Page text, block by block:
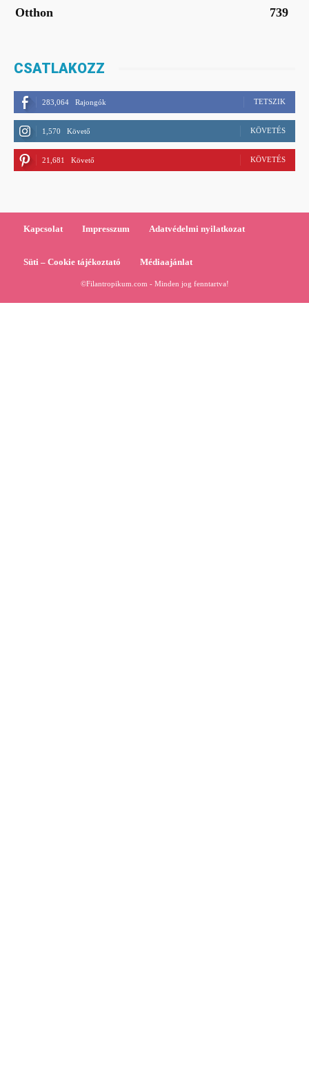
Otthon
739
CSATLAKOZZ
283,064 Rajongók TETSZIK
1,570 Követő KÖVETÉS
21,681 Követő KÖVETÉS
Kapcsolat Impresszum Adatvédelmi nyilatkozat
Süti – Cookie tájékoztató Médiaajánlat
©Filantropikum.com - Minden jog fenntartva!